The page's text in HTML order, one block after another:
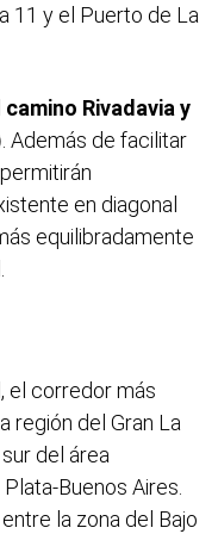
11 y el Puerto de La
camino Rivadavia y
. Además de facilitar
en diagonal
equilibradamente
el corredor más
región del Gran La
del área
Buenos Aires.
la zona del Bajo